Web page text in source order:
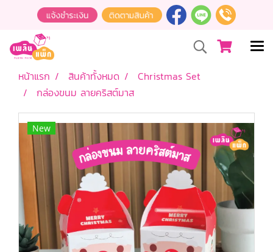
หน้าแรก สินค้าทั้งหมด
Christmas Set
กล่องขนม ลายคริสต์มาส
New